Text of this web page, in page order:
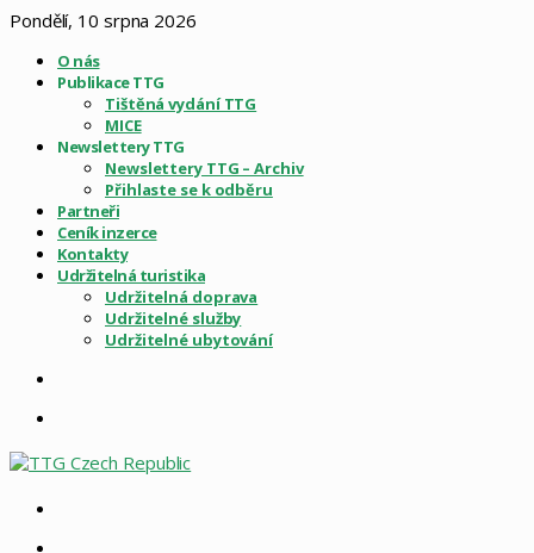
Pondělí, 10 srpna 2026
O nás
Publikace TTG
Tištěná vydání TTG
MICE
Newslettery TTG
Newslettery TTG – Archiv
Přihlaste se k odběru
Partneři
Ceník inzerce
Kontakty
Udržitelná turistika
Udržitelná doprava
Udržitelné služby
Udržitelné ubytování